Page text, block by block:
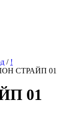
/ !
СТРАЙП 01
01